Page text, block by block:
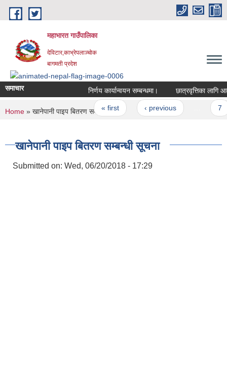
Skip to main content
महाभारत गाउँपालिका
देविटार,काभ्रेपलाञ्चोक
बागमती प्रदेश
समाचार निर्णय कार्यान्वयन सम्बन्धमा। छात्रवृत्तिका लागि
Pages
« first ‹ previous
You are here
Home » खानेपानी पाइप बितरण सम्बन्धी सूचना
खानेपानी पाइप बितरण सम्बन्धी सूचना
Submitted on: Wed, 06/20/2018 - 17:29